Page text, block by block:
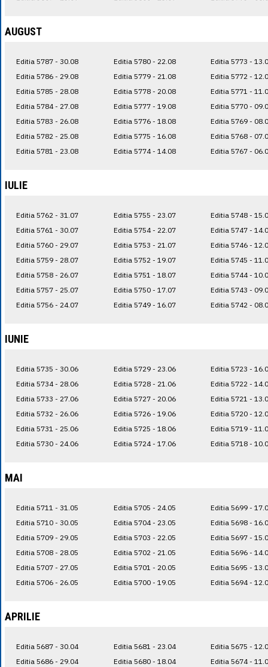
AUGUST
Editia 5787 - 30.08
Editia 5786 - 29.08
Editia 5785 - 28.08
Editia 5784 - 27.08
Editia 5783 - 26.08
Editia 5782 - 25.08
Editia 5781 - 23.08
Editia 5780 - 22.08
Editia 5779 - 21.08
Editia 5778 - 20.08
Editia 5777 - 19.08
Editia 5776 - 18.08
Editia 5775 - 16.08
Editia 5774 - 14.08
Editia 5773 -
Editia 5772 -
Editia 5771 -
Editia 5770 -
Editia 5769 -
Editia 5768 -
Editia 5767 -
IULIE
Editia 5762 - 31.07
Editia 5761 - 30.07
Editia 5760 - 29.07
Editia 5759 - 28.07
Editia 5758 - 26.07
Editia 5757 - 25.07
Editia 5756 - 24.07
Editia 5755 - 23.07
Editia 5754 - 22.07
Editia 5753 - 21.07
Editia 5752 - 19.07
Editia 5751 - 18.07
Editia 5750 - 17.07
Editia 5749 - 16.07
Editia 5748 -
Editia 5747 -
Editia 5746 -
Editia 5745 -
Editia 5744 -
Editia 5743 -
Editia 5742 -
IUNIE
Editia 5735 - 30.06
Editia 5734 - 28.06
Editia 5733 - 27.06
Editia 5732 - 26.06
Editia 5731 - 25.06
Editia 5730 - 24.06
Editia 5729 - 23.06
Editia 5728 - 21.06
Editia 5727 - 20.06
Editia 5726 - 19.06
Editia 5725 - 18.06
Editia 5724 - 17.06
Editia 5723 -
Editia 5722 -
Editia 5721 -
Editia 5720 -
Editia 5719 -
Editia 5718 -
MAI
Editia 5711 - 31.05
Editia 5710 - 30.05
Editia 5709 - 29.05
Editia 5708 - 28.05
Editia 5707 - 27.05
Editia 5706 - 26.05
Editia 5705 - 24.05
Editia 5704 - 23.05
Editia 5703 - 22.05
Editia 5702 - 21.05
Editia 5701 - 20.05
Editia 5700 - 19.05
Editia 5699 -
Editia 5698 -
Editia 5697 -
Editia 5696 -
Editia 5695 -
Editia 5694 -
APRILIE
Editia 5687 - 30.04
Editia 5686 - 29.04
Editia 5681 - 23.04
Editia 5680 - 18.04
Editia 5675 -
Editia 5674 -